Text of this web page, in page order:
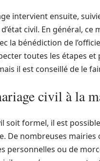
intervient ensuite,
civil. En général,
la bénédiction de
toutes les étapes
il est conseillé de le
civil à la
soit formel, il est
De nombreuses
personnelles ou de